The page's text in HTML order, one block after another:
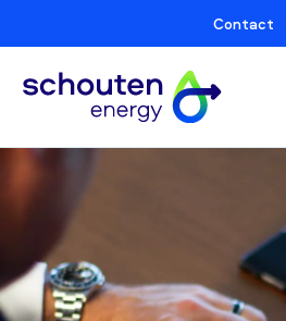
Contact